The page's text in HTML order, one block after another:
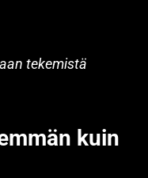
tekemistä
kuin